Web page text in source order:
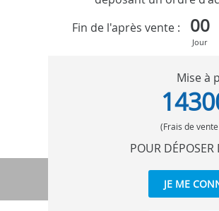
Fin de l'après vente :
00
Jour
Mise à
(Frais de
POUR DÉPOSER
JE ME